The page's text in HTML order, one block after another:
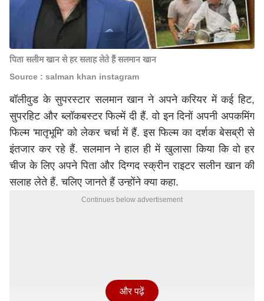
पिता सलीम खान से हर सलाह लेते हैं सलमान खान
Source : salman khan instagram
बॉलीवुड के सुपरस्टार सलमान खान ने अपने करियर में कई हिट,
सुपरहिट और ब्लॉकबस्टर फिल्में दी हैं. वो इन दिनों अपनी अपकमिंग
फिल्म 'मातृभूमि' को लेकर चर्चा में हैं. इस फिल्म का दर्शक बेसब्री से
इंतजार कर रहे हैं. सलमान ने हाल ही में खुलासा किया कि वो हर
चीज के लिए अपने पिता और दिग्गद स्क्रीन राइटर सलीन खान की
सलाह लेते हैं. चलिए जानते हैं उन्होंने क्या कहा.
Continues below advertisement
और पढ़ें